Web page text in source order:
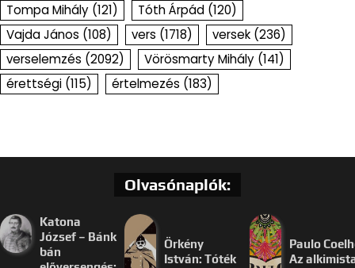
Tompa Mihály (121) Tóth Árpád (120)
Vajda János (108) vers (1718) versek (236)
verselemzés (2092) Vörösmarty Mihály (141)
érettségi (115) értelmezés (183)
Olvasónaplók:
Katona
József – Bánk
bán
Örkény
István: Tóték
Paulo
Az